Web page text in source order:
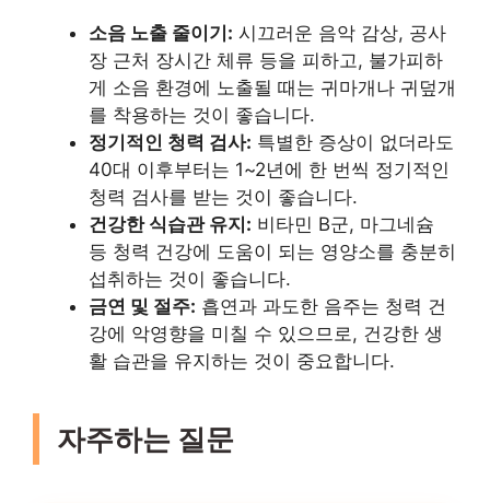
소음 노출 줄이기: 시끄러운 음악 감상, 공사
장 근처 장시간 체류 등을 피하고, 불가피하
게 소음 환경에 노출될 때는 귀마개나 귀덮개
를 착용하는 것이 좋습니다.
정기적인 청력 검사: 특별한 증상이 없더라도
40대 이후부터는 1~2년에 한 번씩 정기적인
청력 검사를 받는 것이 좋습니다.
건강한 식습관 유지: 비타민 B군, 마그네슘
등 청력 건강에 도움이 되는 영양소를 충분히
섭취하는 것이 좋습니다.
금연 및 절주: 흡연과 과도한 음주는 청력 건
강에 악영향을 미칠 수 있으므로, 건강한 생
활 습관을 유지하는 것이 중요합니다.
자주하는 질문